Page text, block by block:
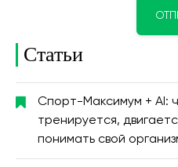
Статьи
Спорт-Максимум + AI:
тренируется,
понимать свой